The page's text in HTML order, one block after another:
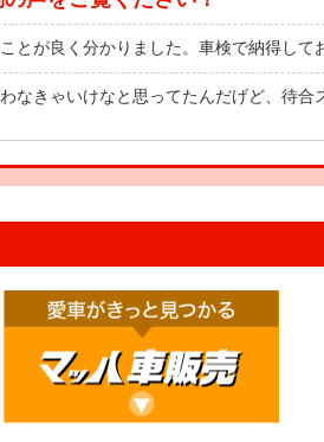
とが良く分かりました。車検で納得して
なきゃいけなと思ってたんだげど、待